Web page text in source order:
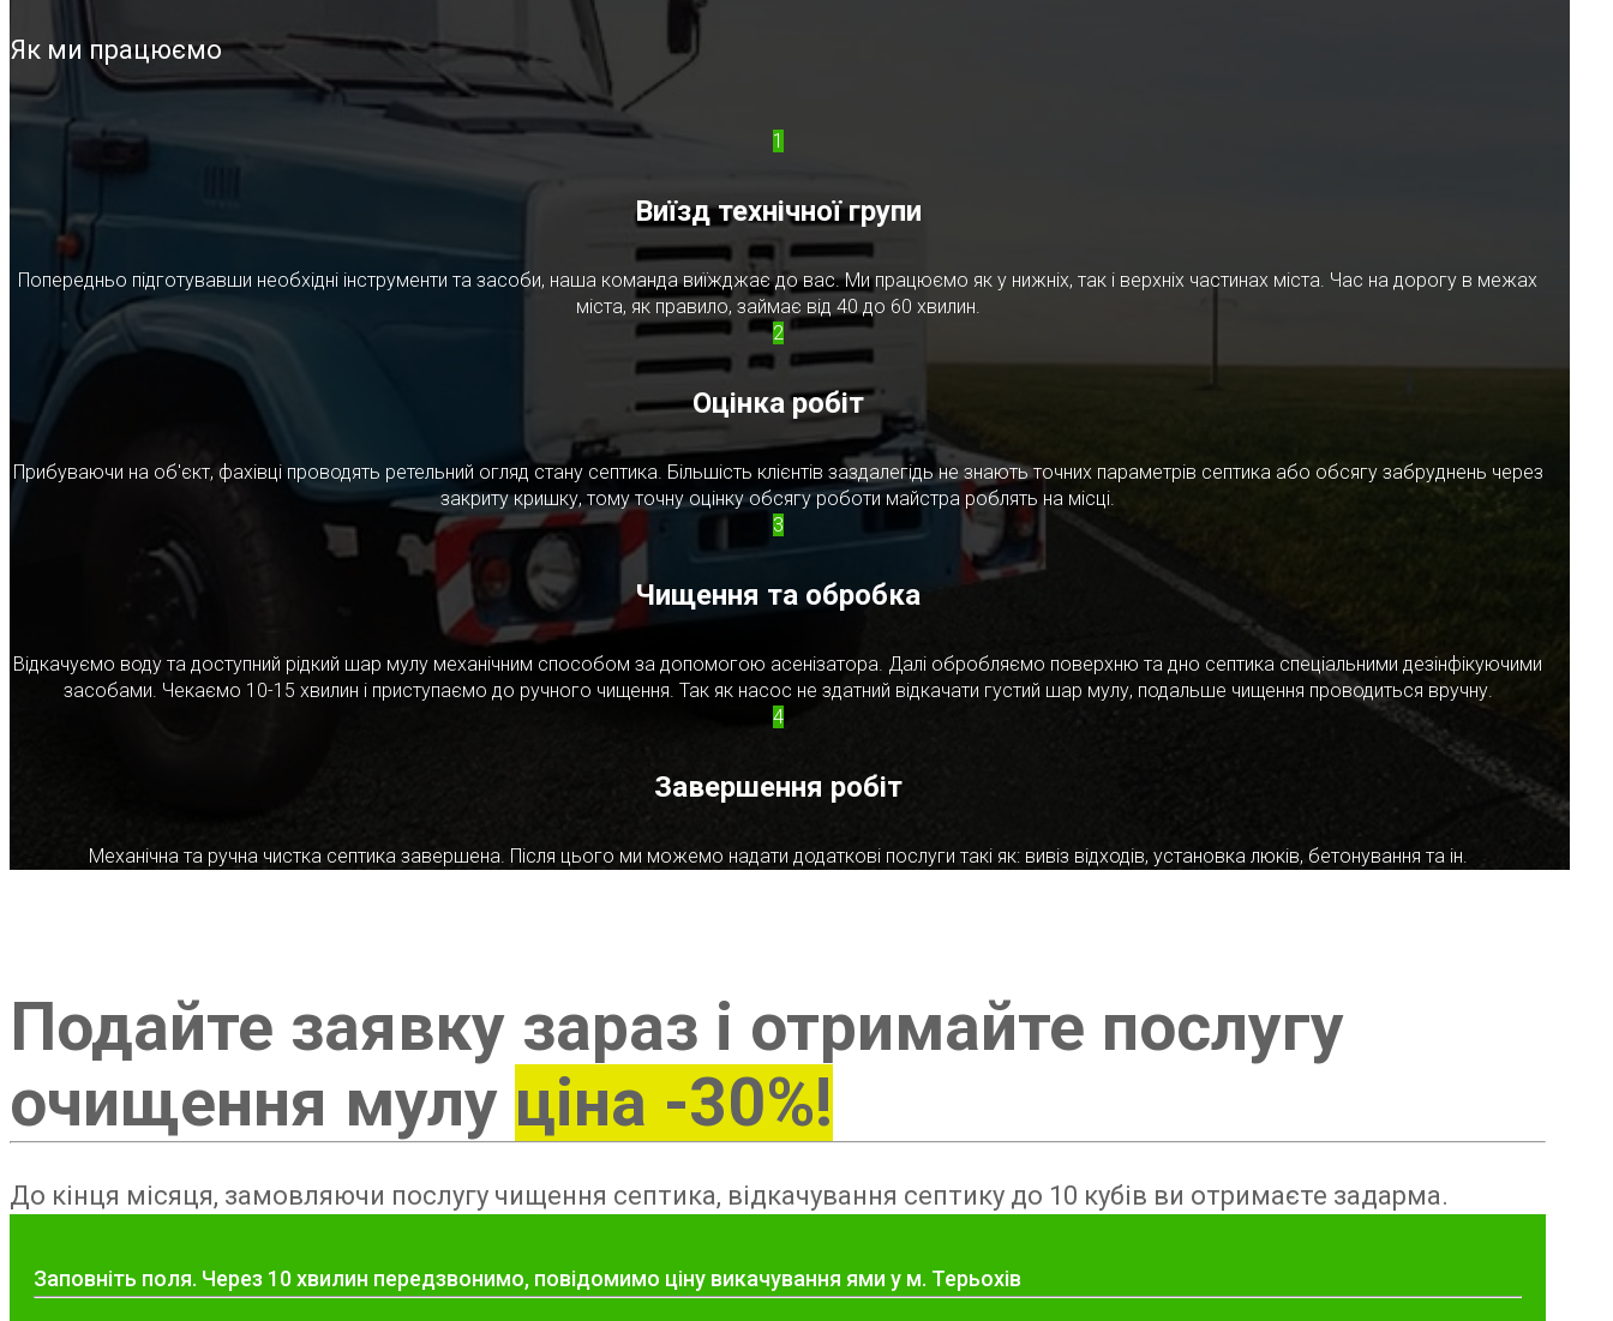
Як ми працюємо
1
Виїзд технічної групи
Попередньо підготувавши необхідні інструменти та засоби, наша команда виїжджає до вас. Ми працюємо як у нижніх, так і верхніх частинах міста. Час на дорогу в межах
міста, як правило, займає від 40 до 60 хвилин.
2
Оцінка робіт
Прибуваючи на об'єкт, фахівці проводять ретельний огляд стану септика. Більшість клієнтів заздалегідь не знають точних параметрів септика або обсягу забруднень через
закриту кришку, тому точну оцінку обсягу роботи майстра роблять на місці.
3
Чищення та обробка
Відкачуємо воду та доступний рідкий шар мулу механічним способом за допомогою асенізатора. Далі обробляємо поверхню та дно септика спеціальними дезінфікуючими
засобами. Чекаємо 10-15 хвилин і приступаємо до ручного чищення. Так як насос не здатний відкачати густий шар мулу, подальше чищення проводиться вручну.
4
Завершення робіт
Механічна та ручна чистка септика завершена. Після цього ми можемо надати додаткові послуги такі як: вивіз відходів, установка люків, бетонування та ін.
Подайте заявку зараз і отримайте послугу
очищення мулу ціна -30%!
До кінця місяця, замовляючи послугу чищення септика, відкачування септику до 10 кубів ви отримаєте задарма.
Заповніть поля. Через 10 хвилин передзвонимо, повідомимо ціну викачування ями у м. Терьохів